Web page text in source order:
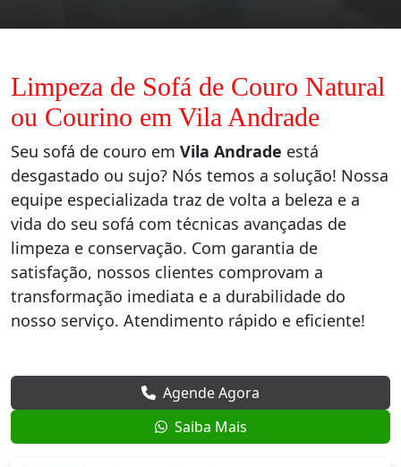
Limpeza de Sofá de Couro Natural
ou Courino em Vila Andrade
Seu sofá de couro em Vila Andrade está
desgastado ou sujo? Nós temos a solução! Nossa
equipe especializada traz de volta a beleza e a
vida do seu sofá com técnicas avançadas de
limpeza e conservação. Com garantia de
satisfação, nossos clientes comprovam a
transformação imediata e a durabilidade do
nosso serviço. Atendimento rápido e eficiente!
Agende Agora
Saiba Mais